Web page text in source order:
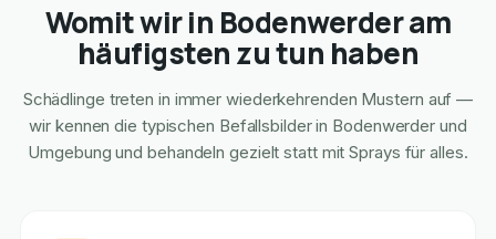
Womit wir in Bodenwerder am
häufigsten zu tun haben
Schädlinge treten in immer wiederkehrenden Mustern auf —
wir kennen die typischen Befallsbilder in Bodenwerder und
Umgebung und behandeln gezielt statt mit Sprays für alles.